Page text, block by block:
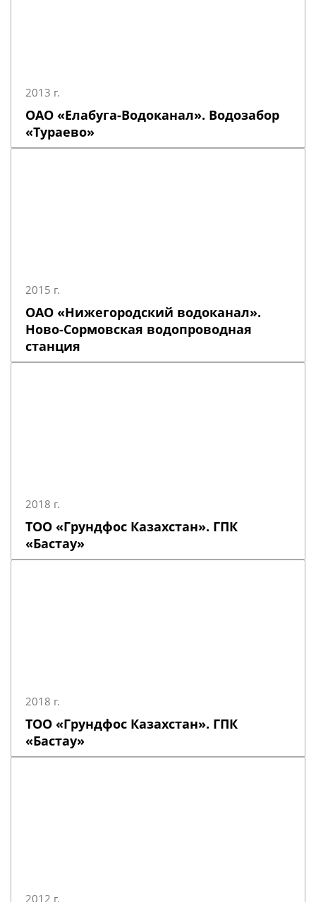
2013 г.
ОАО «Елабуга-Водоканал». Водозабор
«Тураево»
2015 г.
ОАО «Нижегородский водоканал».
Ново-Сормовская водопроводная
станция
2018 г.
ТОО «Грундфос Казахстан». ГПК
«Бастау»
2018 г.
ТОО «Грундфос Казахстан». ГПК
«Бастау»
2012 г.